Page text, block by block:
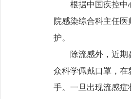
根据中国疾控中
院感染综合科主任
护。
除流感外，近
众科学佩戴口罩，
手。一旦出现流感